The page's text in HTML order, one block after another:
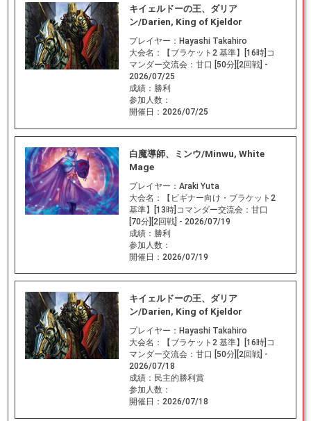
キイェルドーの王、ダリア
ン/Darien, King of Kjeldor
プレイヤー： Hayashi Takahiro
大会名：
【ブラケット2 基準】[16時]コ
マンダー交流会：甘口 [50分][2回戦] -
2026/07/25
成績： 勝利
参加人数：
開催日： 2026/07/25
白魔導師、ミンウ/Minwu, White
Mage
プレイヤー： Araki Yuta
大会名：
【ビギナー向け・ブラケット2
基準】[13時]コマンダー交流会：甘口
[70分][2回戦] - 2026/07/19
成績： 勝利
参加人数：
開催日： 2026/07/19
キイェルドーの王、ダリア
ン/Darien, King of Kjeldor
プレイヤー： Hayashi Takahiro
大会名：
【ブラケット2 基準】[16時]コ
マンダー交流会：甘口 [50分][2回戦] -
2026/07/18
成績： 民主的勝利賞
参加人数：
開催日： 2026/07/18